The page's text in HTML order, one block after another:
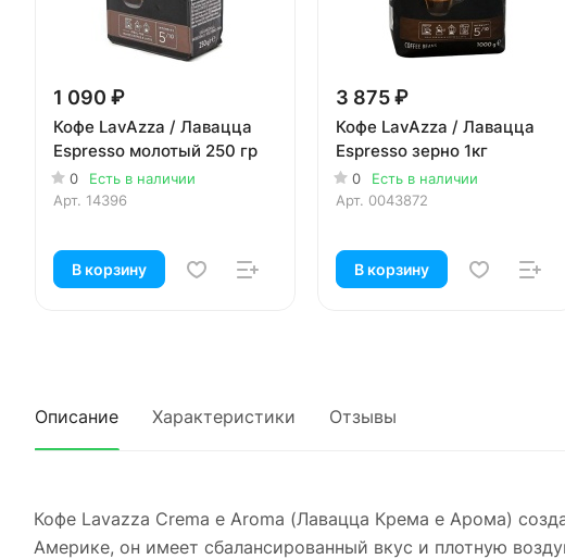
1 090 ₽
Кофе LavAzza / Лавацца
Espresso молотый 250 гр
0
Есть в наличии
Арт. 14396
В корзину
3 875 ₽
Кофе LavAzza / Лавацца
Espresso зерно 1кг
0
Есть в наличии
Арт. 0043872
В корзину
Описание Характеристики Отзывы
Кофе Lavazza Crema е Aroma (Лавацца Крема е Арома)
Америке, он имеет сбалансированный вкус и плотную